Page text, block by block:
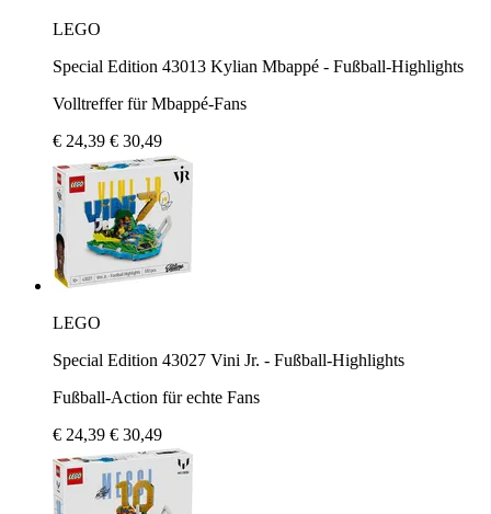
LEGO
Special Edition 43013 Kylian Mbappé - Fußball-Highlights
Volltreffer für Mbappé-Fans
€ 24,39 € 30,49
LEGO
Special Edition 43027 Vini Jr. - Fußball-Highlights
Fußball-Action für echte Fans
€ 24,39 € 30,49